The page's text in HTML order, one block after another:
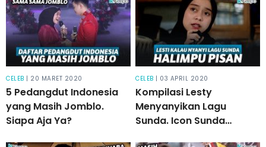
CELEB | 20 MARET 2020
5 Pedangdut Indonesia
yang Masih Jomblo.
Siapa Aja Ya?
CELEB | 03 APRIL 2020
Kompilasi Lesty
Menyanyikan Lagu
Sunda. Icon Sunda